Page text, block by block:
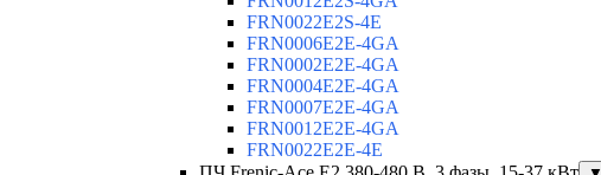
FRN0022E2S-4E
FRN0006E2E-4GA
FRN0002E2E-4GA
FRN0004E2E-4GA
FRN0007E2E-4GA
FRN0012E2E-4GA
FRN0022E2E-4E